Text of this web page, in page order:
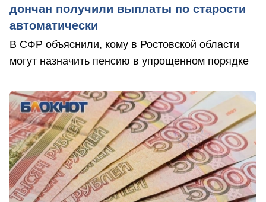
дончан получили выплаты по старости
автоматически
В СФР объяснили, кому в Ростовской области
могут назначить пенсию в упрощенном порядке